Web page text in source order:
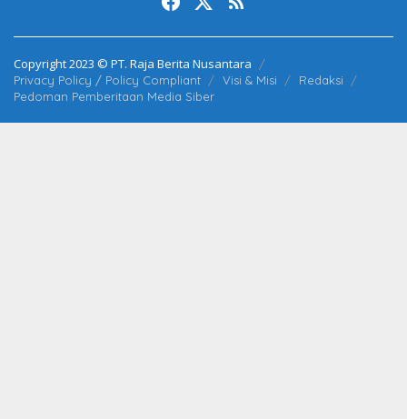
Copyright 2023 © PT. Raja Berita Nusantara
Privacy Policy / Policy Compliant Visi & Misi
Redaksi
Pedoman Pemberitaan Media Siber